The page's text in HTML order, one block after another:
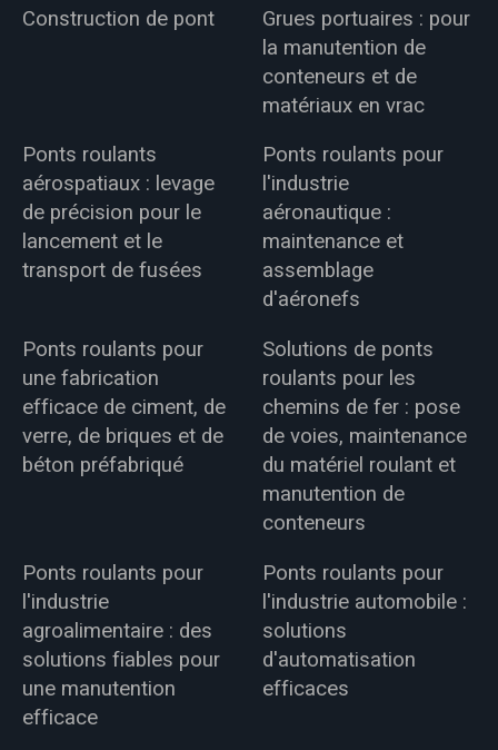
Construction de pont
Grues portuaires : pour
la manutention de
conteneurs et de
matériaux en vrac
Ponts roulants
aérospatiaux : levage
de précision pour le
lancement et le
transport de fusées
Ponts roulants pour
l'industrie
aéronautique :
maintenance et
assemblage
d'aéronefs
Ponts roulants pour
une fabrication
efficace de ciment, de
verre, de briques et de
béton préfabriqué
Solutions de ponts
roulants pour les
chemins de fer : pose
de voies, maintenance
du matériel roulant et
manutention de
conteneurs
Ponts roulants pour
l'industrie
agroalimentaire : des
solutions fiables pour
une manutention
efficace
Ponts roulants pour
l'industrie automobile :
solutions
d'automatisation
efficaces